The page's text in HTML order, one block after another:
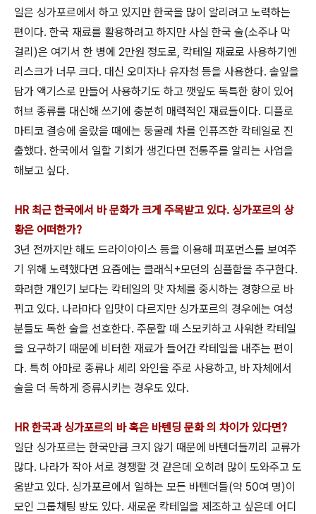
일은 싱가포르에서 하고 있지만 한국을 많이 알리려고 노력하는
편이다. 한국 재료를 활용하려고 하지만 사실 한국 술(소주나 막
걸리)은 여기서 한 병에 2만원 정도로, 칵테일 재료로 사용하기엔
리스크가 너무 크다. 대신 오미자나 유자청 등을 사용한다. 솔잎을
담가 액기스로 만들어 사용하기도 하고 깻잎도 독특한 향이 있어
허브 종류를 대신해 쓰기에 충분히 매력적인 재료들이다. 디플로
마티코 결승에 올랐을 때에는 둥굴레 차를 인퓨즈한 칵테일로 진
출했다. 한국에서 일할 기회가 생긴다면 전통주를 알리는 사업을
해보고 싶다.
HR 최근 한국에서 바 문화가 크게 주목받고 있다. 싱가포르의 상
황은 어떠한가?
3년 전까지만 해도 드라이아이스 등을 이용해 퍼포먼스를 보여주
기 위해 노력했다면 요즘에는 클래식+모던의 심플함을 추구한다.
화려한 개인기 보다는 칵테일의 맛 자체를 중시하는 경향으로 바
뀌고 있다. 나라마다 입맛이 다르지만 싱가포르의 경우에는 여성
분들도 독한 술을 선호한다. 주문할 때 스모키하고 사워한 칵테일
을 요구하기 때문에 비터한 재료가 들어간 칵테일을 내주는 편이
다. 특히 아마로 종류나 셰리 와인을 주로 사용하고, 바 자체에서
술을 더 독하게 증류시키는 경우도 있다.
HR 한국과 싱가포르의 바 혹은 바텐딩 문화 의 차이가 있다면?
일단 싱가포르는 한국만큼 크지 않기 때문에 바텐더들끼리 교류가
많다. 나라가 작아 서로 경쟁할 것 같은데 오히려 많이 도와주고 도
움받고 있다. 싱가포르에서 일하는 모든 바텐더들(약 50여 명)이
모인 그룹채팅 방도 있다. 새로운 칵테일을 제조하고 싶은데 어디